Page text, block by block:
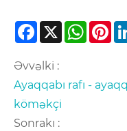
Facebook
X
Əvvəlki :
Ayaqqabı rafı -
köməkçi
Sonrakı :